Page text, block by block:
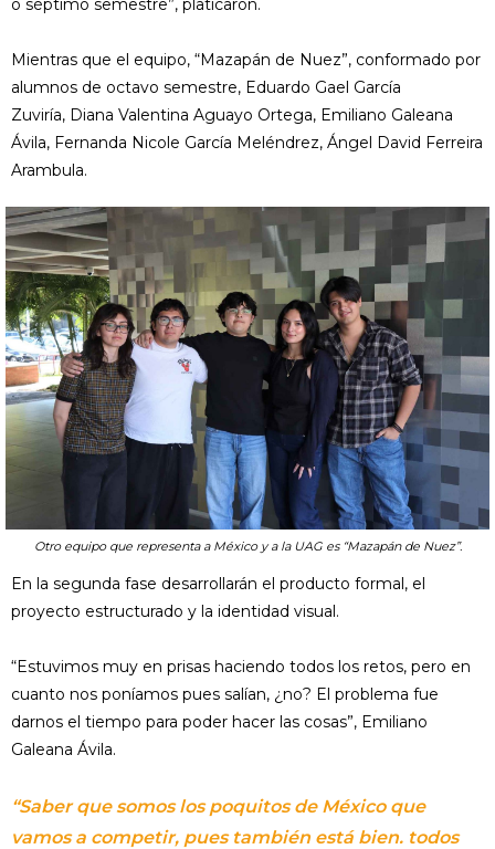
o séptimo semestre”, platicaron.
Mientras que el equipo, “Mazapán de Nuez”, conformado por
alumnos de octavo semestre, Eduardo Gael García
Zuviría, Diana Valentina Aguayo Ortega, Emiliano Galeana
Ávila, Fernanda Nicole García Meléndrez, Ángel David Ferreira
Arambula.
Otro equipo que representa a México y a la UAG es “Mazapán de Nuez”.
En la segunda fase desarrollarán el producto formal, el
proyecto estructurado y la identidad visual.
“Estuvimos muy en prisas haciendo todos los retos, pero en
cuanto nos poníamos pues salían, ¿no? El problema fue
darnos el tiempo para poder hacer las cosas”, Emiliano
Galeana Ávila.
“Saber que somos los poquitos de México que
vamos a competir, pues también está bien. todos